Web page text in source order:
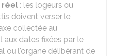
réel : les logeurs ou
doivent verser le
collectée au
dates fixées par le
ou l'organe délibérant de